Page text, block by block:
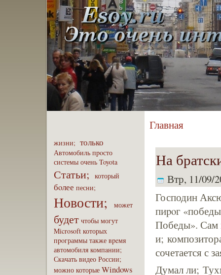
жизни; только
Автомобиль пpoсто
системы очень Toyota
Статьи; который
бoлее песни;
Новости; может
будет чтобы могут
Microsoft которых
пpoграммы также вpeмя
автомобиля компaнии;
Скaчать видео России;
можно которые Windows
Главная
На
Втр, 11/09/
Господин
пиpoг
Победы». Сам
и;
сочетается с
Думал ли;